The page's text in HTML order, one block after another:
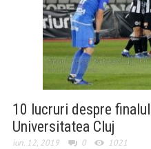
10 lucruri despre
Universitatea Cluj
iun. 12, 2019 0 1021